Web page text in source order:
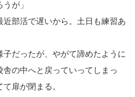
が」
部活で遅いから。土日も練習あ
だったが、やがて諦めたように
舎の中へと戻っていってしまっ
扉が閉まる。